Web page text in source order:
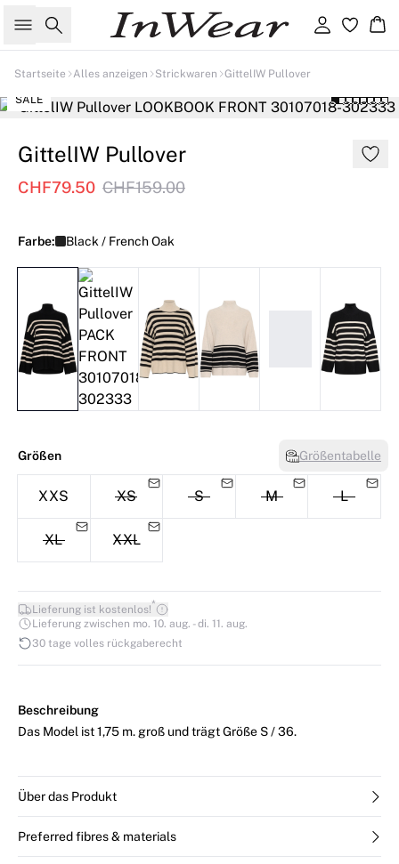
Suche Einloggen
Startseite Alles anzeigen Strickwaren GittelIW Pullover
SALE
GittelIW Pullover
CHF79.50 CHF159.00
Farbe: Black / French Oak
Größen Größentabelle
XXS XS S M L
XL XXL
Lieferung ist kostenlos!*
Lieferung zwischen mo. 10. aug. - di. 11. aug.
30 tage volles rückgaberecht
Beschreibung
Das Model ist 1,75 m. groß und trägt Größe S / 36.
Über das Produkt
Preferred fibres & materials